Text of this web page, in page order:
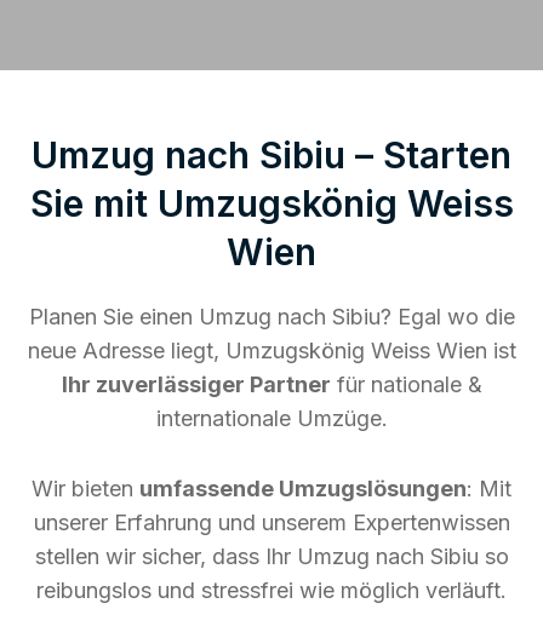
Umzug nach Sibiu – Starten
Sie mit Umzugskönig Weiss
Wien
Planen Sie einen Umzug nach Sibiu? Egal wo die
neue Adresse liegt, Umzugskönig Weiss Wien ist
Ihr zuverlässiger Partner für nationale &
internationale Umzüge.
Wir bieten umfassende Umzugslösungen: Mit
unserer Erfahrung und unserem Expertenwissen
stellen wir sicher, dass Ihr Umzug nach Sibiu so
reibungslos und stressfrei wie möglich verläuft.